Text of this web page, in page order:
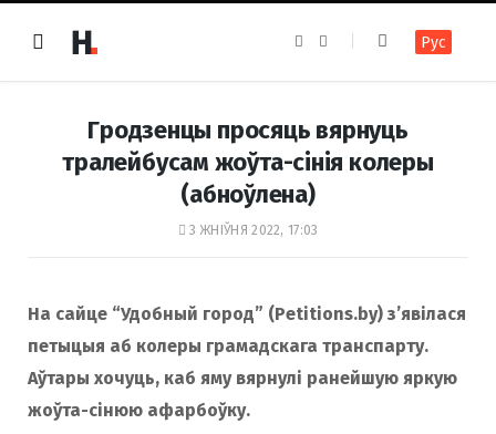
e
o
k
t
r
a
m
Рус
Гродзенцы просяць вярнуць
тралейбусам жоўта-сінія колеры
(абноўлена)
3 ЖНІЎНЯ 2022, 17:03
На сайце “Удобный город” (Petitions.by) з’явілася
петыцыя аб колеры грамадскага транспарту.
Аўтары хочуць, каб яму вярнулі ранейшую яркую
жоўта-сінюю афарбоўку.